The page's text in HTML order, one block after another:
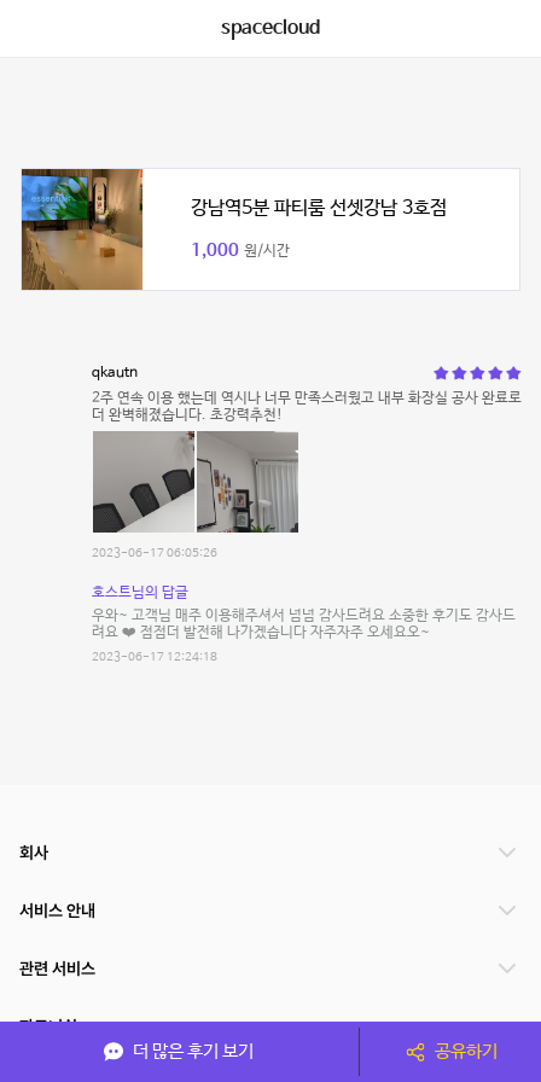
spacecloud
강남역5분 파티룸 선셋강남 3호점
1,000 원/시간
qkautn
2주 연속 이용 했는데 역시나 너무 만족스러웠고 내부 화장실 공사 완료로
더 완벽해졌습니다. 초강력추천!
2023-06-17 06:05:26
호스트님의 답글
우와~ 고객님 매주 이용해주셔서 넘넘 감사드려요 소중한 후기도 감사드
려요 ❤️ 점점더 발전해 나가겠습니다 자주자주 오세요오~
2023-06-17 12:24:18
더 많은 후기 보기 공유하기
회사
서비스 안내
관련 서비스
파트너쉽